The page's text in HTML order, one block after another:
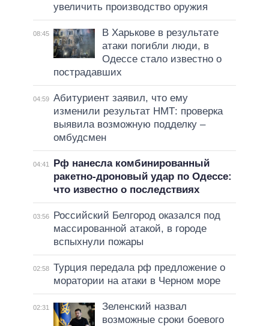
увеличить производство оружия
08:45
В Харькове в результате
атаки погибли люди, в
Одессе стало известно о
пострадавших
04:59 Абитуриент заявил, что ему
изменили результат НМТ: проверка
выявила возможную подделку –
омбудсмен
04:41
Рф нанесла комбинированный
ракетно-дроновый удар по Одессе:
что известно о последствиях
03:56
Российский Белгород оказался под
массированной атакой, в городе
вспыхнули пожары
02:58 Турция передала рф предложение о
моратории на атаки в Черном море
02:31
Зеленский назвал
возможные сроки боевого